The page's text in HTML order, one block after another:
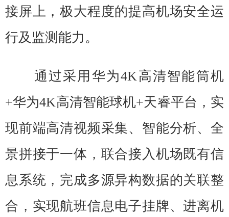
接屏上，极大程度的提高机场安全运
行及监测能力。
通过采用华为4K高清智能筒机
+华为4K高清智能球机+天睿平台，实
现前端高清视频采集、智能分析、全
景拼接于一体，联合接入机场既有信
息系统，完成多源异构数据的关联整
合，实现航班信息电子挂牌、进离机